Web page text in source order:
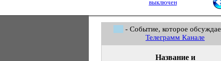
выключен
- Событие, которое
Телеграмм Канале
Название и